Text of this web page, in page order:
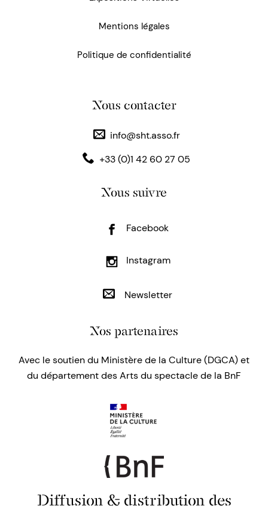
Mentions légales
Politique de confidentialité
Nous contacter
info@sht.asso.fr
+33 (0)1 42 60 27 05
Nous suivre
Facebook
Instagram
Newsletter
Nos partenaires
Avec le soutien du Ministère de la Culture (DGCA) et
du département des Arts du spectacle de la BnF
Diffusion & distribution des